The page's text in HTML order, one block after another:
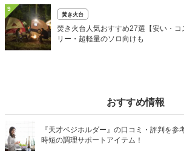
9
焚き火台
焚き火台人気おすすめ27選【安い・コ
リー・超軽量のソロ向けも
おすすめ情報
『天才ベジホルダー』の口コミ・評判を参
時短の調理サポートアイテム！